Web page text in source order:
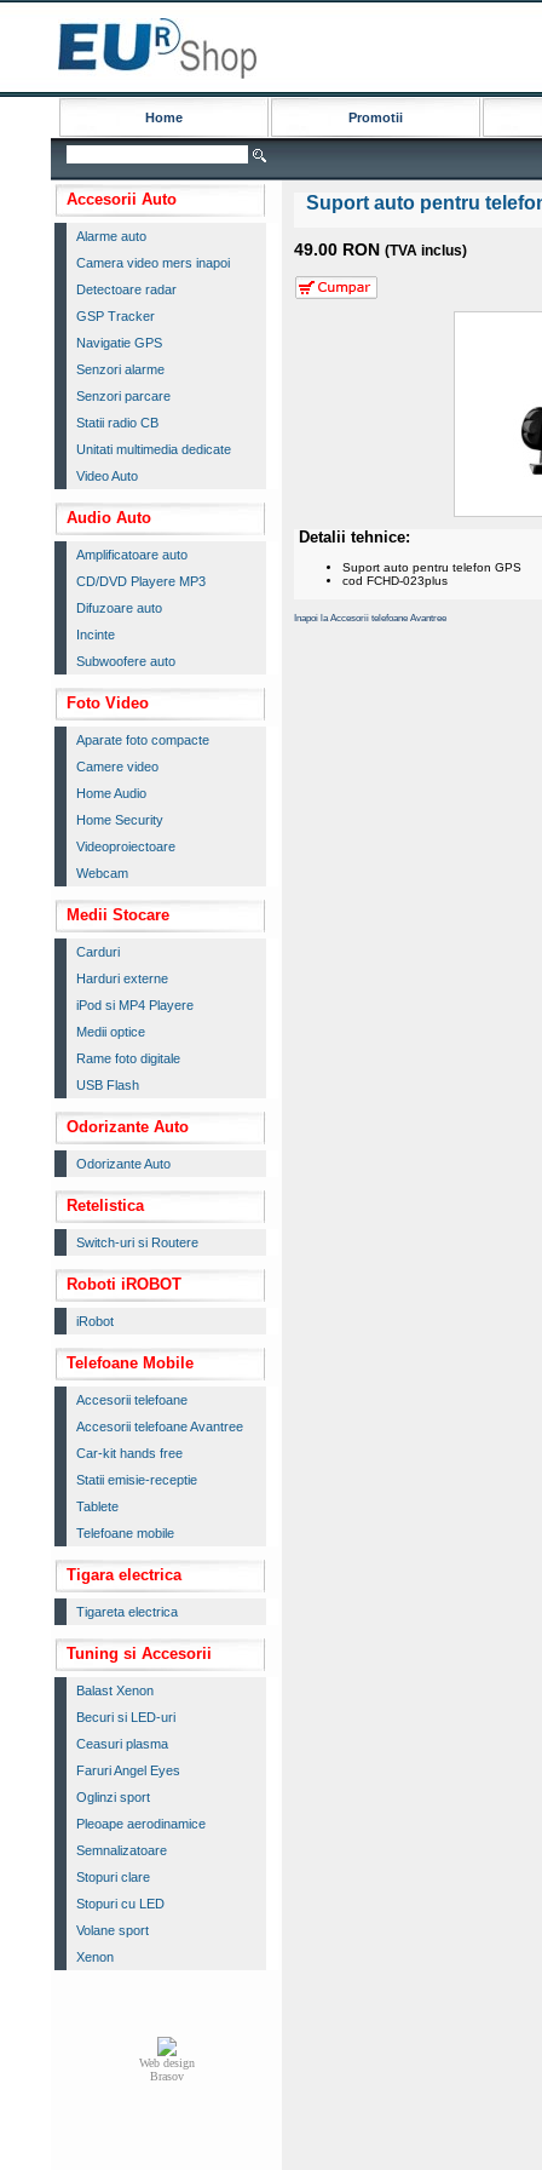
Home Promotii
Accesorii Auto
Alarme auto
Camera video mers inapoi
Detectoare radar
GSP Tracker
Navigatie GPS
Senzori alarme
Senzori parcare
Statii radio CB
Unitati multimedia dedicate
Video Auto
Audio Auto
Amplificatoare auto
CD/DVD Playere MP3
Difuzoare auto
Incinte
Subwoofere auto
Foto Video
Aparate foto compacte
Camere video
Home Audio
Home Security
Videoproiectoare
Webcam
Medii Stocare
Carduri
Harduri externe
iPod si MP4 Playere
Medii optice
Rame foto digitale
USB Flash
Odorizante Auto
Odorizante Auto
Retelistica
Switch-uri si Routere
Roboti iROBOT
iRobot
Telefoane Mobile
Accesorii telefoane
Accesorii telefoane Avantree
Car-kit hands free
Statii emisie-receptie
Tablete
Telefoane mobile
Tigara electrica
Tigareta electrica
Tuning si Accesorii
Balast Xenon
Becuri si LED-uri
Ceasuri plasma
Faruri Angel Eyes
Oglinzi sport
Pleoape aerodinamice
Semnalizatoare
Stopuri clare
Stopuri cu LED
Volane sport
Xenon
Web design
Brasov
Suport auto pentru
49.00 RON (TVA inclus)
Detalii tehnice:
Suport auto pentru telefon GPS
cod FCHD-023plus
Inapoi la Accesorii telefoane Avantree